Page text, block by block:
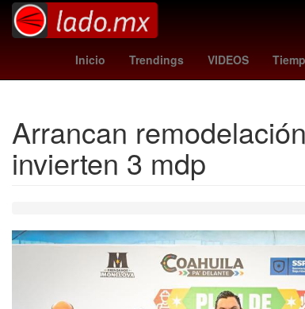
Inicio Trendings VIDEOS
Instituto Tecnológico y de Estudios Superiores de
Arrancan
invierten 3 mdp